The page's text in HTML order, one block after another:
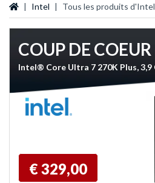
Page d'accueil
Intel Tous les produits d'Intel
COUP DE COEUR
€ 329,00